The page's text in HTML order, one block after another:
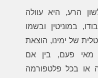
הרע, היא עוולה
במוניטין ובשמו
של ימינו, הוצאת
מאי פעם, בין אם
או בכל פלטפורמה